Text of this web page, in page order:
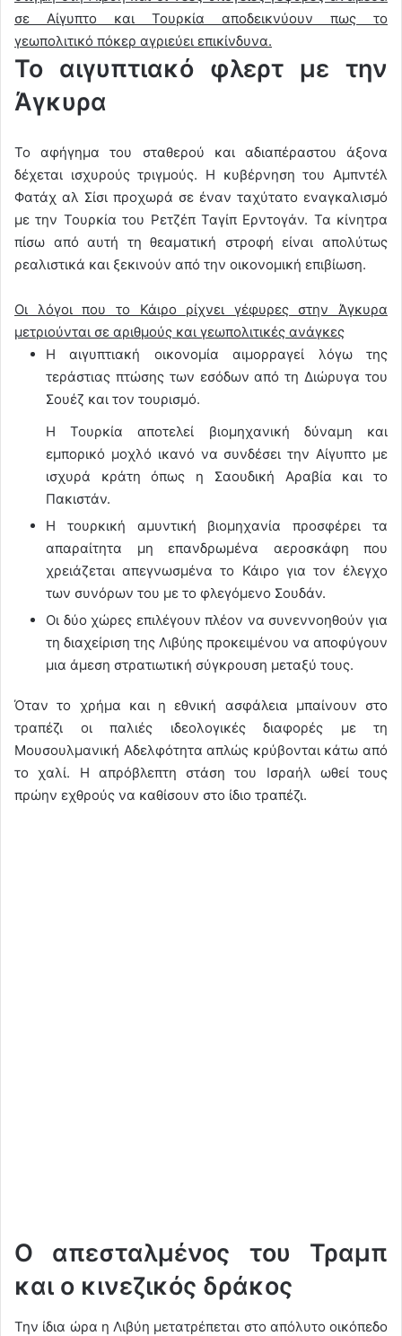
σε Αίγυπτο και Τουρκία αποδεικνύουν πως το
γεωπολιτικό πόκερ αγριεύει επικίνδυνα.
Το αιγυπτιακό φλερτ με την
Άγκυρα
Το αφήγημα του σταθερού και αδιαπέραστου άξονα
δέχεται ισχυρούς τριγμούς. Η κυβέρνηση του Αμπντέλ
Φατάχ αλ Σίσι προχωρά σε έναν ταχύτατο εναγκαλισμό
με την Τουρκία του Ρετζέπ Ταγίπ Ερντογάν. Τα κίνητρα
πίσω από αυτή τη θεαματική στροφή είναι απολύτως
ρεαλιστικά και ξεκινούν από την οικονομική επιβίωση.
Οι λόγοι που το Κάιρο ρίχνει γέφυρες στην Άγκυρα
μετριούνται σε αριθμούς και γεωπολιτικές ανάγκες
Η αιγυπτιακή οικονομία αιμορραγεί λόγω της
τεράστιας πτώσης των εσόδων από τη Διώρυγα του
Σουέζ και τον τουρισμό.
Η Τουρκία αποτελεί βιομηχανική δύναμη και
εμπορικό μοχλό ικανό να συνδέσει την Αίγυπτο με
ισχυρά κράτη όπως η Σαουδική Αραβία και το
Πακιστάν.
Η τουρκική αμυντική βιομηχανία προσφέρει τα
απαραίτητα μη επανδρωμένα αεροσκάφη που
χρειάζεται απεγνωσμένα το Κάιρο για τον έλεγχο
των συνόρων του με το φλεγόμενο Σουδάν.
Οι δύο χώρες επιλέγουν πλέον να συνεννοηθούν για
τη διαχείριση της Λιβύης προκειμένου να αποφύγουν
μια άμεση στρατιωτική σύγκρουση μεταξύ τους.
Όταν το χρήμα και η εθνική ασφάλεια μπαίνουν στο
τραπέζι οι παλιές ιδεολογικές διαφορές με τη
Μουσουλμανική Αδελφότητα απλώς κρύβονται κάτω από
το χαλί. Η απρόβλεπτη στάση του Ισραήλ ωθεί τους
πρώην εχθρούς να καθίσουν στο ίδιο τραπέζι.
Ο απεσταλμένος του Τραμπ
και ο κινεζικός δράκος
Την ίδια ώρα η Λιβύη μετατρέπεται στο απόλυτο οικόπεδο